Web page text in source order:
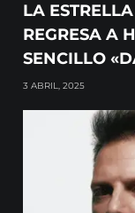
LA
REGRESA A
SENCILLO
3 ABRIL, 2025